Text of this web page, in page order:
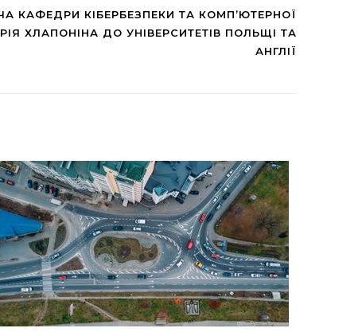
КАФЕДРИ КІБЕРБЕЗПЕКИ ТА КОМП’ЮТЕРНОЇ
ХЛАПОНІНА ДО УНІВЕРСИТЕТІВ ПОЛЬЩІ ТА
АНГЛІЇ